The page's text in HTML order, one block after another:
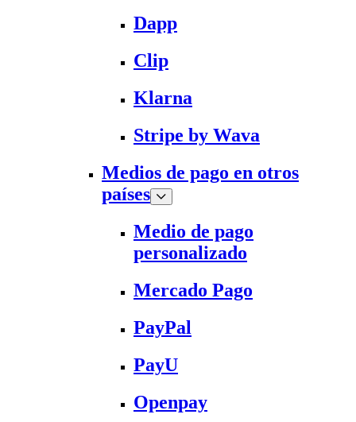
Dapp
Clip
Klarna
Stripe by Wava
Medios de pago en otros
países
Medio de pago
personalizado
Mercado Pago
PayPal
PayU
Openpay